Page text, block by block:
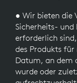
● Wir bieten die
Sicherheits-
erforderlich
des Produkts für
Datum, an dem
wurde oder